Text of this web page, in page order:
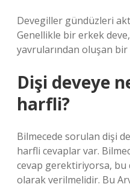
Devegiller gündüzleri
Genellikle bir erkek
yavrularından oluşan
Dişi deveye
harfli?
Bilmecede sorulan dişi
harfli cevaplar var.
cevap gerektiriyorsa, bu
olarak verilmelidir. Bu